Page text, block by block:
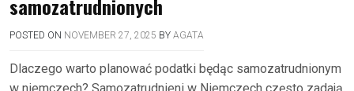
samozatrudnionych
POSTED ON NOVEMBER 27, 2025 BY AGATA
Dlaczego warto planować podatki będąc samozatrudnionym